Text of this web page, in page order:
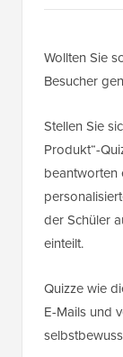
Wollten Sie
Besucher
Stellen Sie
Produkt“-
beantworten
der Schüler
einteilt.
Quizze wie
E-Mails und